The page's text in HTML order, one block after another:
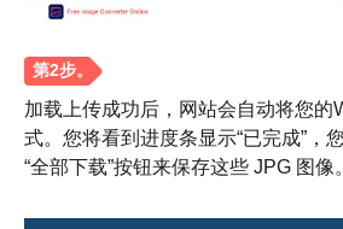
步骤1。
加载上传成功后，网站会自动将您的
式。您将看到进度条显示“已完成”，
“全部下载”按钮来保存这些 JPG 图像。